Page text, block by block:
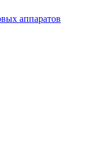
аппаратов